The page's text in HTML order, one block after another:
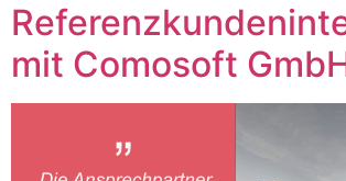
mit Comosoft